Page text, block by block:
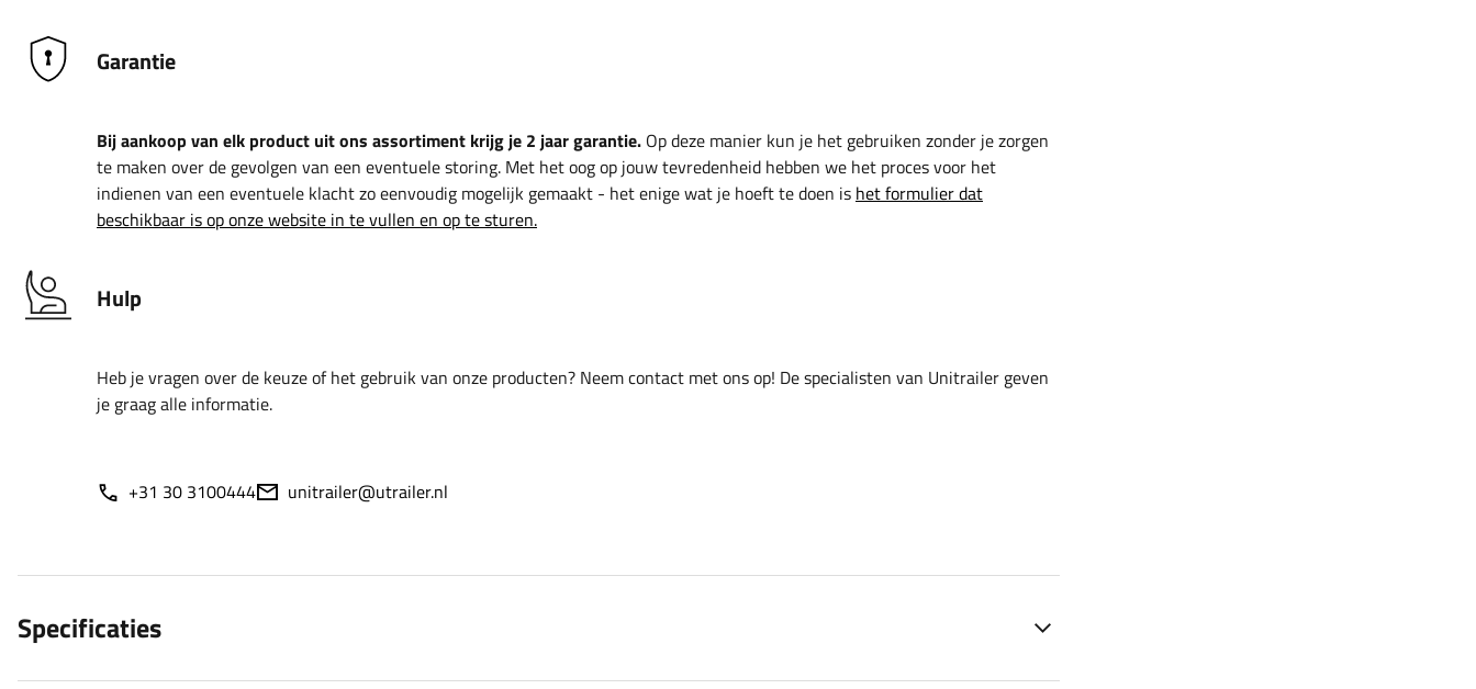
Garantie
Bij aankoop van elk product uit ons assortiment krijg je 2 jaar garantie. Op deze manier kun je het gebruiken zonder je zorgen
te maken over de gevolgen van een eventuele storing. Met het oog op jouw tevredenheid hebben we het proces voor het
indienen van een eventuele klacht zo eenvoudig mogelijk gemaakt - het enige wat je hoeft te doen is het formulier dat
beschikbaar is op onze website in te vullen en op te sturen.
Hulp
Heb je vragen over de keuze of het gebruik van onze producten? Neem contact met ons op! De specialisten van Unitrailer geven
je graag alle informatie.
+31 30 3100444 unitrailer@utrailer.nl
Specificaties